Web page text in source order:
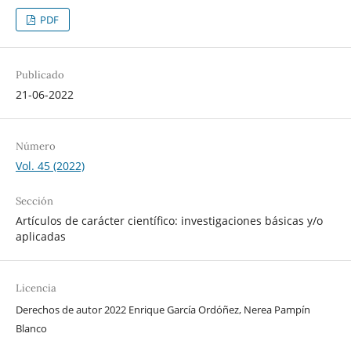
PDF
Publicado
21-06-2022
Número
Vol. 45 (2022)
Sección
Artículos de carácter científico: investigaciones básicas y/o
aplicadas
Licencia
Derechos de autor 2022 Enrique García Ordóñez, Nerea Pampín
Blanco